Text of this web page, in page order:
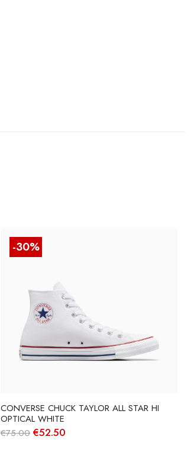
-30%
CONVERSE CHUCK TAYLOR ALL STAR HI
OPTICAL WHITE
€75.00 O
€52.50